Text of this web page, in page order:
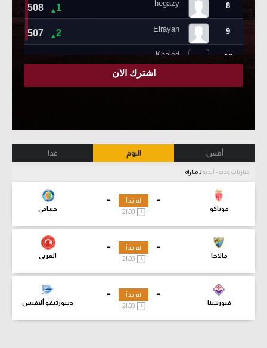
أمس اليوم غدا
مباريات ودية - أندية
-
موناكو
-
خيتافي
لم تبدأ
21:00
-
مالاجا
-
العربي
لم تبدأ
21:00
-
فيورنتينا
-
ديبورتيفو ألافيس
لم تبدأ
21:00